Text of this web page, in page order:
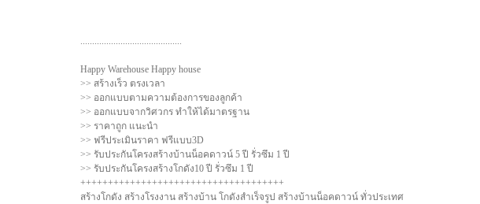
Happy Warehouse Happy house
>> สร้างเร็ว ตรงเวลา
>> ออกแบบตามความต้องการของลูกค้า
>> ออกแบบจากวิศวกร ทำให้ได้มาตรฐาน
>> ราคาถูก แนะนำ
>> ฟรีประเมินราคา ฟรีแบบ3D
>> รับประกันโครงสร้างบ้านน็อคดาวน์ 5 ปี รั่วซึม 1 ปี
>> รับประกันโครงสร้างโกดัง10 ปี รั่วซึม 1 ปี
+++++++++++++++++++++++++++++++++++++
สร้างโกดัง สร้างโรงงาน สร้างบ้าน โกดังสำเร็จรูป สร้างบ้านน็อคดาวน์ ทั่วประเทศ